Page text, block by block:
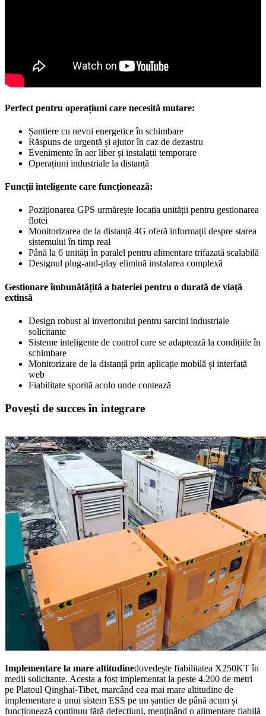
Perfect pentru operațiuni care necesită mutare:
Șantiere cu nevoi energetice în schimbare
Răspuns de urgență și ajutor în caz de dezastru
Evenimente în aer liber și instalații temporare
Operațiuni industriale la distanță
Funcții inteligente care funcționează:
Poziționarea GPS urmărește locația unității pentru gestionarea
flotei
Monitorizarea de la distanță 4G oferă informații despre starea
sistemului în timp real
Până la 6 unități în paralel pentru alimentare trifazată scalabilă
Designul plug-and-play elimină instalarea complexă
Gestionare îmbunătățită a bateriei pentru o durată de viață
extinsă
Design robust al invertorului pentru sarcini industriale
solicitante
Sisteme inteligente de control care se adaptează la condițiile în
schimbare
Monitorizare de la distanță prin aplicație mobilă și interfață
web
Fiabilitate sporită acolo unde contează
Povești de succes în integrare
Implementare la mare altitudinedovedește fiabilitatea X250KT în
medii solicitante. Acesta a fost implementat la peste 4.200 de metri
pe Platoul Qinghai-Tibet, marcând cea mai mare altitudine de
implementare a unui sistem ESS pe un șantier de până acum și
funcționează continuu fără defecțiuni, menținând o alimentare fiabilă